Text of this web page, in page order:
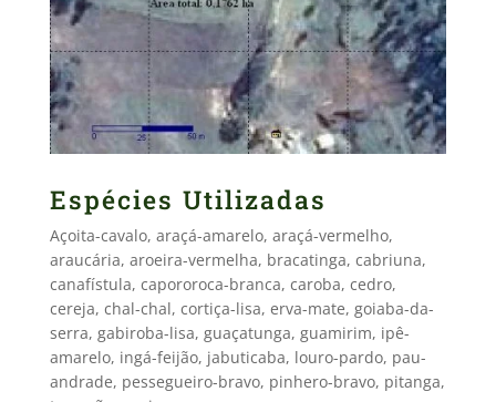
Espécies Utilizadas
Açoita-cavalo, araçá-amarelo, araçá-vermelho,
araucária, aroeira-vermelha, bracatinga, cabriuna,
canafístula, capororoca-branca, caroba, cedro,
cereja, chal-chal, cortiça-lisa, erva-mate, goiaba-da-
serra, gabiroba-lisa, guaçatunga, guamirim, ipê-
amarelo, ingá-feijão, jabuticaba, louro-pardo, pau-
andrade, pessegueiro-bravo, pinhero-bravo, pitanga,